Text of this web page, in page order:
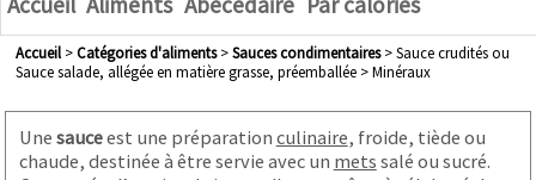
Accueil> Catégories d'aliments> sauces condimentaires> Sauce crudités ou
Sauce salade, allégée en matière grasse, préemballée > Minéraux
Une sauceest une préparation culinaire, froide, tiède ou
chaude, destinée à être servie avec un mets salé ou sucré.